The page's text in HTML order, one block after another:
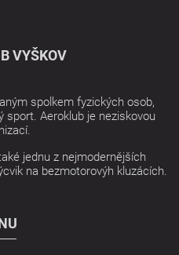
VYŠKOV
spolkem fyzických osob,
Aeroklub je neziskovou
jednu z nejmodernějších
na bezmotorovýh kluzácích.